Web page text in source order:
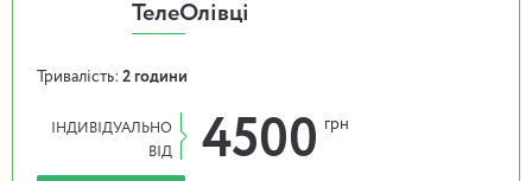
ТелеОлівці
Тривалість: 2 години
ІНДИВІДУАЛЬНО
ВІД
4500 грн